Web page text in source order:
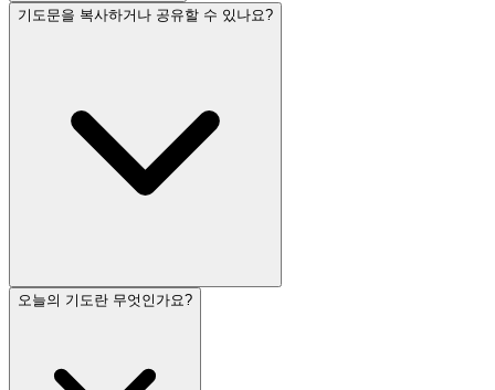
기도문을 복사하거나 공유할 수 있나요?
오늘의 기도란 무엇인가요?